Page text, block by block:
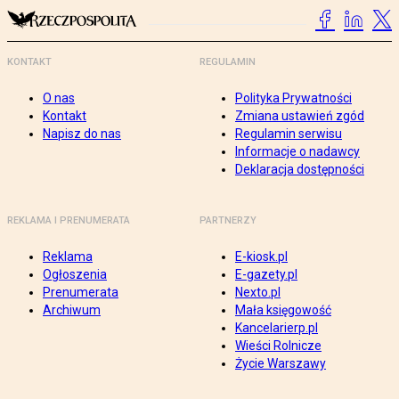
KONTAKT
O nas
Kontakt
Napisz do nas
REGULAMIN
Polityka Prywatności
Zmiana ustawień zgód
Regulamin serwisu
Informacje o nadawcy
Deklaracja dostępności
REKLAMA I PRENUMERATA
Reklama
Ogłoszenia
Prenumerata
Archiwum
PARTNERZY
E-kiosk.pl
E-gazety.pl
Nexto.pl
Mała księgowość
Kancelarierp.pl
Wieści Rolnicze
Życie Warszawy